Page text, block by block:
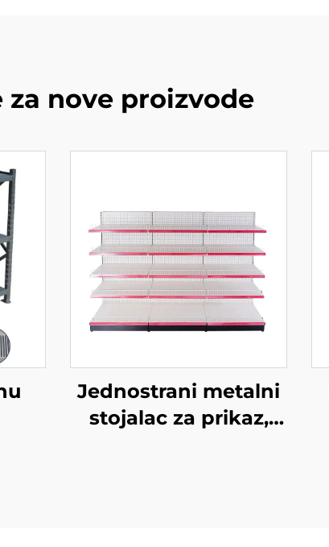
za nove proizvode
Jednostrani metalni
stojalac za prikaz,